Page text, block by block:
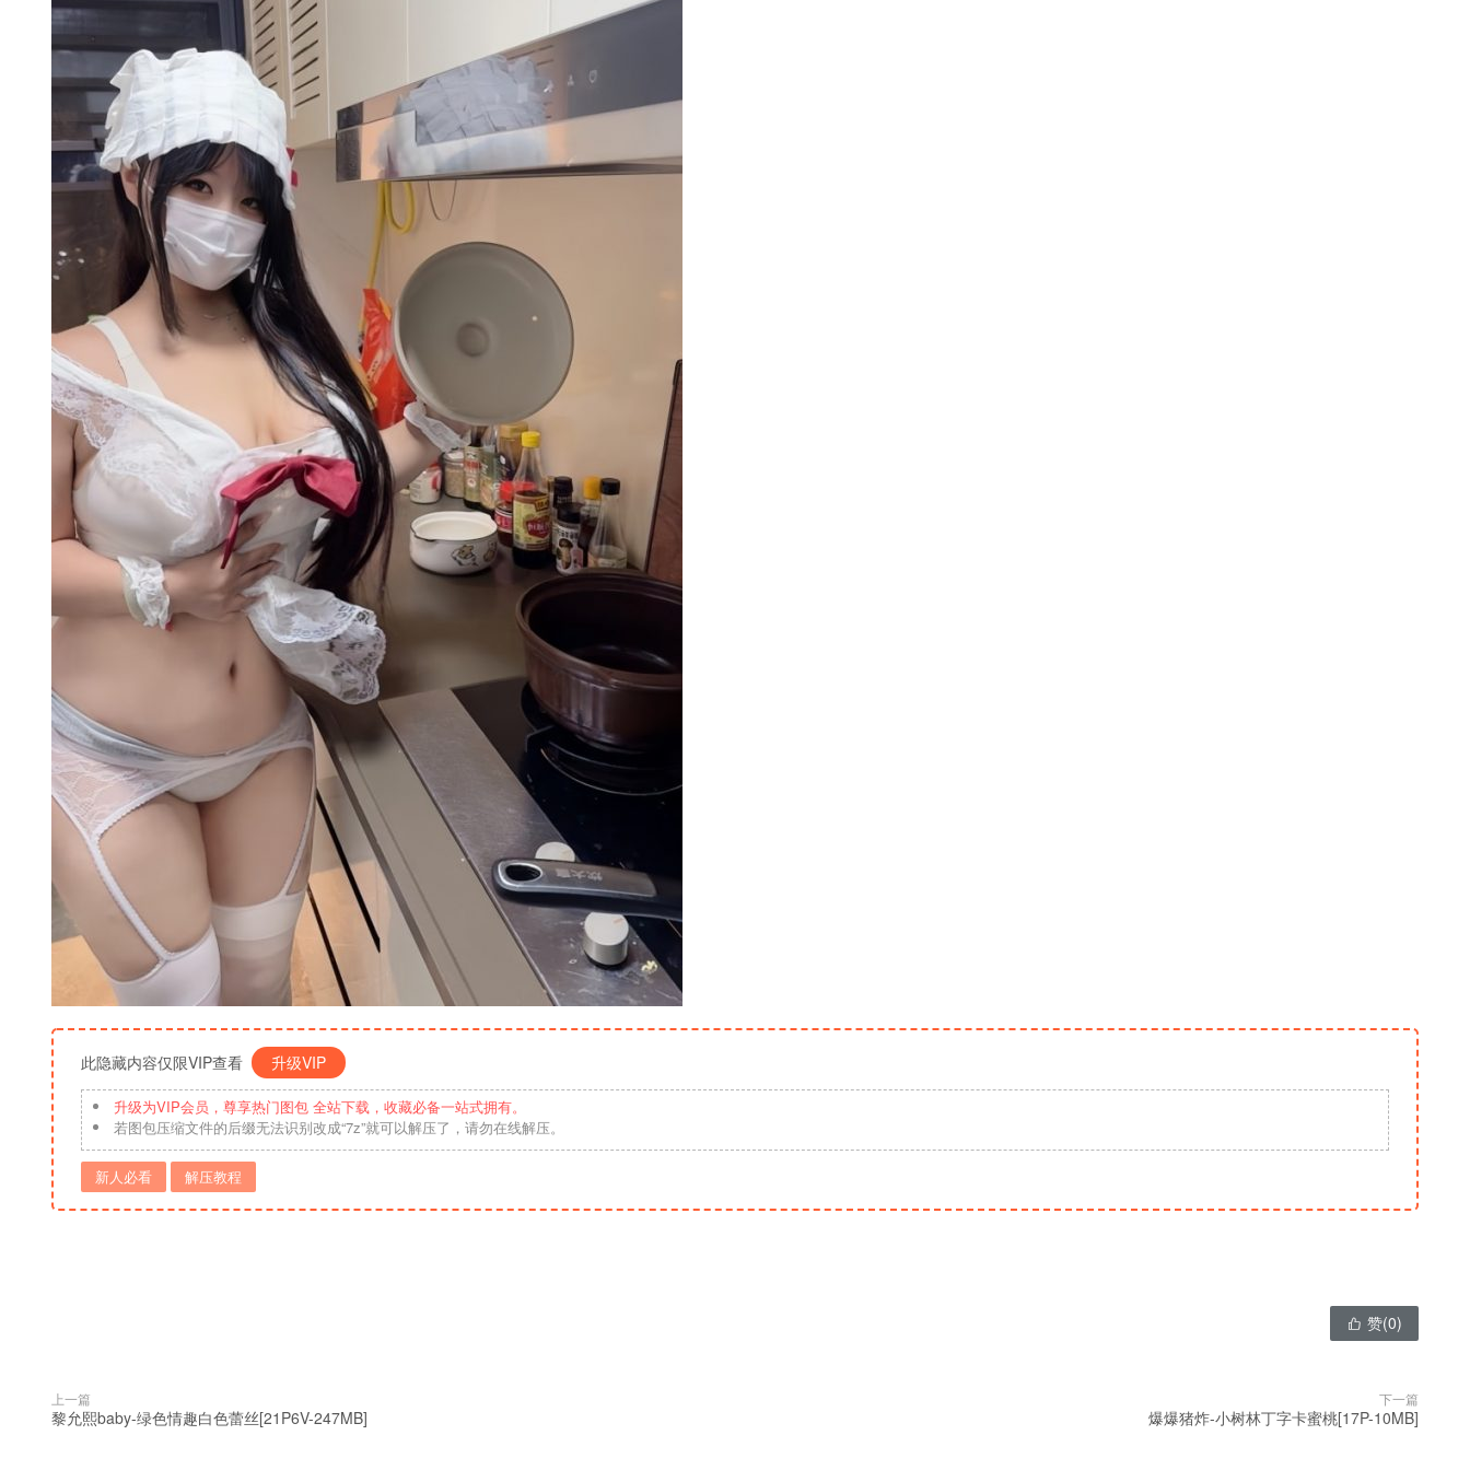
此隐藏内容仅限VIP查看 升级VIP
升级为VIP会员，尊享热门图包 全站下载，收藏必备一站式拥有。
若图包压缩文件的后缀无法识别改成“7z”就可以解压了，请勿在线解压。
新人必看 解压教程
 赞(0)
上一篇
黎允熙baby-绿色情趣白色蕾丝[21P6V-247MB]
下一篇
爆爆猪炸-小树林丁字卡蜜桃[17P-10MB]